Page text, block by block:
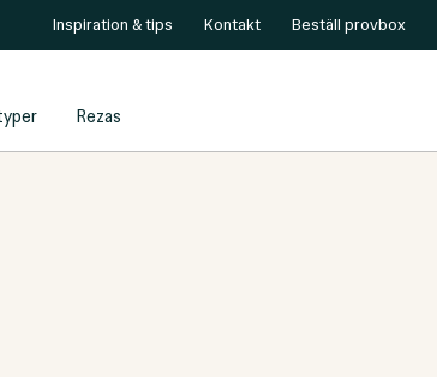
Inspiration & tips Kontakt Beställ provbox
Rezas